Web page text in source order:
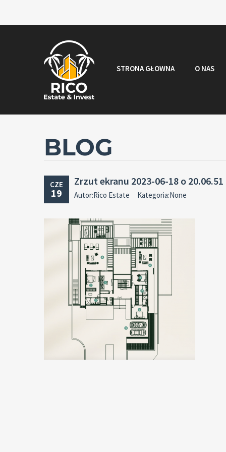
STRONA GŁOWNA O NAS
BLOG
CZE
19
Zrzut ekranu 2023-06-18 o 20.06.51
Autor:Rico Estate Kategoria:None